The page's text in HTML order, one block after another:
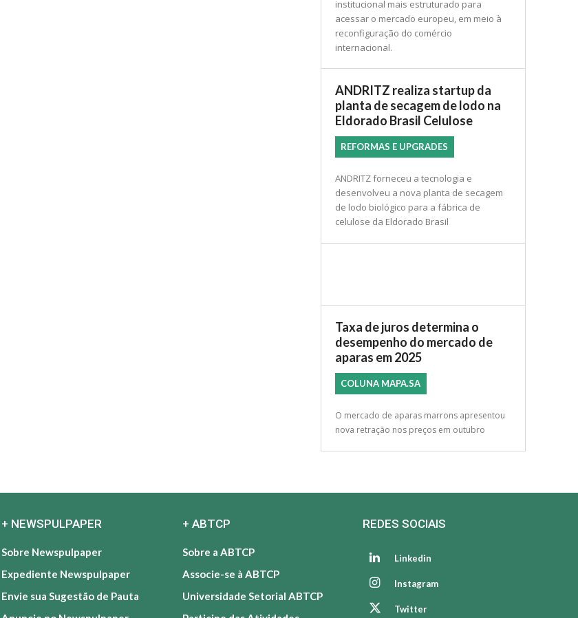
institucional mais estruturado para
acessar o mercado europeu, em meio à
reconfiguração do comércio
internacional.
ANDRITZ realiza startup da
planta de secagem de lodo na
Eldorado Brasil Celulose
REFORMAS E UPGRADES
ANDRITZ forneceu a tecnologia e
desenvolveu a nova planta de secagem
de lodo biológico para a fábrica de
celulose da Eldorado Brasil
Taxa de juros determina o
desempenho do mercado de
aparas em 2025
COLUNA MAPA.SA
O mercado de aparas marrons apresentou
nova retração nos preços em outubro
+ NEWSPULPAPER
Sobre Newspulpaper
Expediente Newspulpaper
Envie sua Sugestão de Pauta
+ ABTCP
Sobre a ABTCP
Associe-se à ABTCP
Universidade Setorial ABTCP
REDES SOCIAIS
Linkedin
Instagram
Twitter